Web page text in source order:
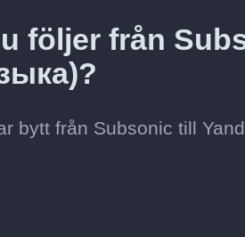
följer från
bytt från Subsonic till